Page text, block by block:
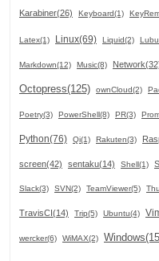
Karabiner(26) Keyboard(1)
Latex(1) Linux(69) Liquid(2)
Markdown(12) Music(8)
Octopress(125) ownCloud(2)
Poetry(3) PowerShell(8) PR(3)
Python(76) Qi(1) Rakuten(3)
screen(42) sentaku(14) Shell(1)
Slack(3) SVN(2) TeamViewer(5)
TravisCI(14) Trip(5) Ubuntu(4)
wercker(6) WiMAX(2)